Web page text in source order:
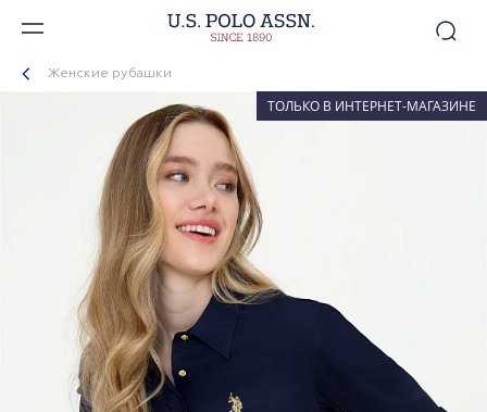
Женские рубашки
ТОЛЬКО В ИНТЕРНЕТ-МАГАЗИНЕ